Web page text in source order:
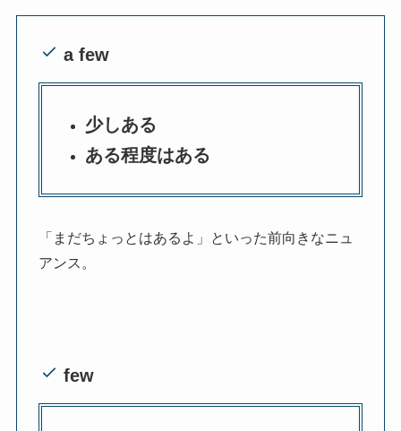
a few
少しある
ある程度はある
「まだちょっとはあるよ」といった前向きなニュ
アンス。
few